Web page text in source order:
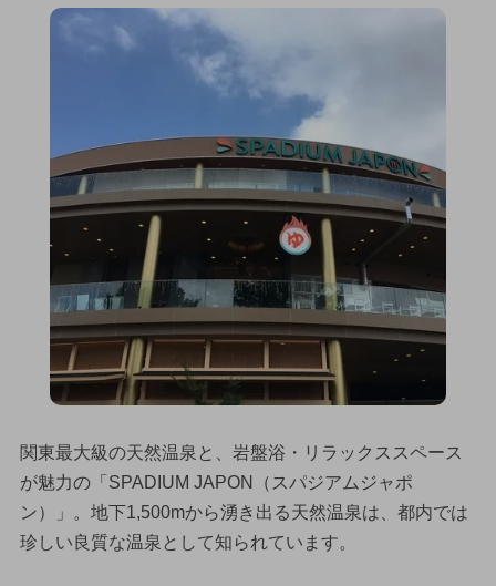
関東最大級の天然温泉と、岩盤浴・リラックススペース
が魅力の「SPADIUM JAPON（スパジアムジャポ
ン）」。地下1,500mから湧き出る天然温泉は、都内では
珍しい良質な温泉として知られています。